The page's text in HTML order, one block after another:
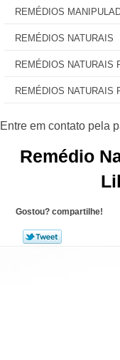
REMÉDIOS
REMÉDIOS NATURAIS
REMÉDIOS NATURAIS
REMÉDIOS NATURAIS
Remédio
Gostou? compartilhe!